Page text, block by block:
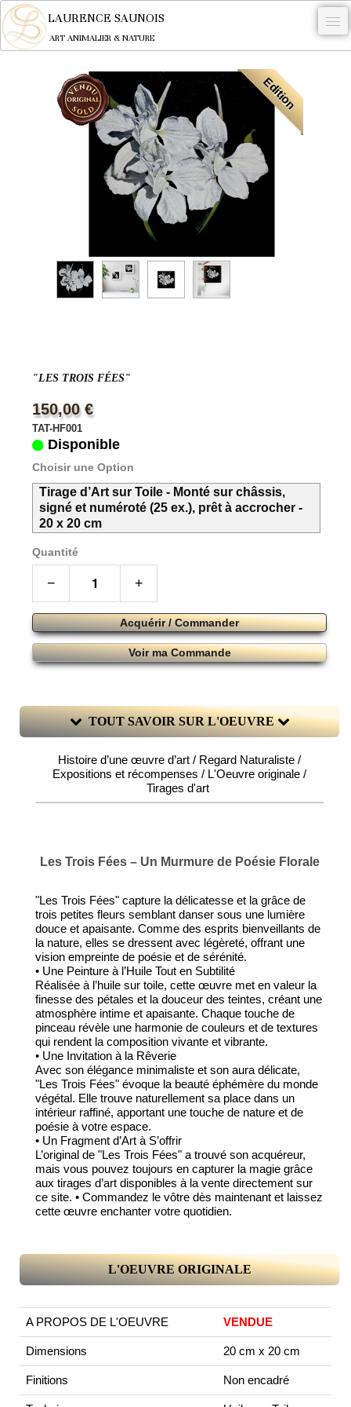
LAURENCE SAUNOIS
ART ANIMALIER & NATURE
NYMPHEUS LUMINANSIS.
CONTACT
Edition
"LES TROIS FÉES"
150,00 €
TAT-HF001
Disponible
Choisir une Option
Tirage d’Art sur Toile - Monté sur châssis,
signé et numéroté (25 ex.), prêt à accrocher -
20 x 20 cm
Quantité
− +
Acquérir / Commander
Voir ma Commande
TOUT SAVOIR SUR L'OEUVRE
Histoire d’une œuvre d’art / Regard Naturaliste /
Expositions et récompenses / L'Oeuvre originale /
Tirages d'art
Les Trois Fées – Un Murmure de Poésie Florale
"Les Trois Fées" capture la délicatesse et la grâce de
trois petites fleurs semblant danser sous une lumière
douce et apaisante. Comme des esprits bienveillants de
la nature, elles se dressent avec légèreté, offrant une
vision empreinte de poésie et de sérénité.
• Une Peinture à l’Huile Tout en Subtilité
Réalisée à l’huile sur toile, cette œuvre met en valeur la
finesse des pétales et la douceur des teintes, créant une
atmosphère intime et apaisante. Chaque touche de
pinceau révèle une harmonie de couleurs et de textures
qui rendent la composition vivante et vibrante.
• Une Invitation à la Rêverie
Avec son élégance minimaliste et son aura délicate,
"Les Trois Fées" évoque la beauté éphémère du monde
végétal. Elle trouve naturellement sa place dans un
intérieur raffiné, apportant une touche de nature et de
poésie à votre espace.
• Un Fragment d’Art à S’offrir
L’original de "Les Trois Fées" a trouvé son acquéreur,
mais vous pouvez toujours en capturer la magie grâce
aux tirages d’art disponibles à la vente directement sur
ce site. • Commandez le vôtre dès maintenant et laissez
cette œuvre enchanter votre quotidien.
L'OEUVRE ORIGINALE
A PROPOS DE L'OEUVRE VENDUE
Dimensions 20 cm x 20 cm
Finitions Non encadré